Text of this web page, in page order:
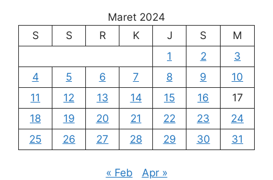
Maret 2024
S
S R K J S
M
1
2
3
4
5 6 7 8 9
10
11
12 13 14 15 16
17
18
19 20 21 22 23
24
25
26 27 28 29 30 31
« Feb Apr »